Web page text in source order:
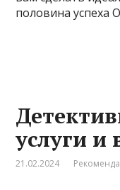
половина успеха
услуги и
21.02.2024